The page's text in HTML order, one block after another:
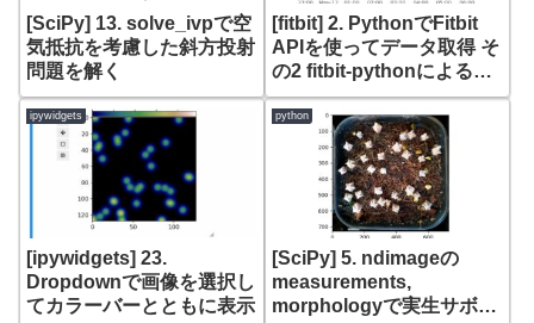
[SciPy] 13. solve_ivpで空
気抵抗を考慮した斜方投射
問題を解く
[fitbit] 2. PythonでFitbit
APIを使ってデータ取得 そ
の2 fitbit-pythonによる睡
眠データの取得と
matplotlibによる表示
ipywidgets
[ipywidgets] 23.
Dropdownで画像を選択し
てカラーバーとともに表示
python
[SciPy] 5. ndimageの
measurements,
morphologyで実生サボテ